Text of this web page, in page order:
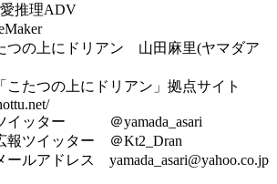
推理ADV
の上にドリアン 山田麻里(ヤマダア
たつの上にドリアン」拠点サイト
＠yamada_asari
ター ＠Kt2_Dran
ス yamada_asari@yahoo.co.jp